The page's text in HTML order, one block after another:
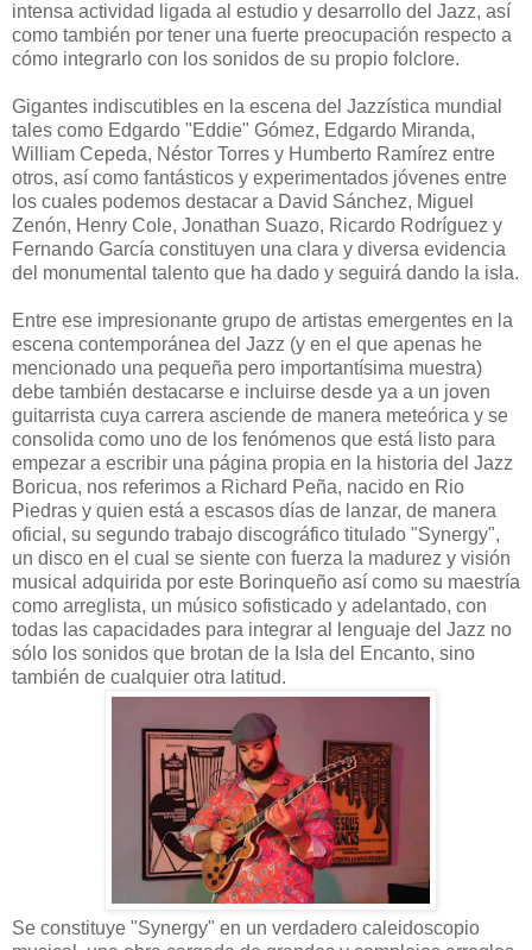
intensa actividad ligada al estudio y desarrollo del Jazz, así
como también por tener una fuerte preocupación respecto a
cómo integrarlo con los sonidos de su propio folclore.
Gigantes indiscutibles en la escena del Jazzística mundial
tales como Edgardo "Eddie" Gómez, Edgardo Miranda,
William Cepeda, Néstor Torres y Humberto Ramírez entre
otros, así como fantásticos y experimentados jóvenes entre
los cuales podemos destacar a David Sánchez, Miguel
Zenón, Henry Cole, Jonathan Suazo, Ricardo Rodríguez y
Fernando García constituyen una clara y diversa evidencia
del monumental talento que ha dado y seguirá dando la isla.
Entre ese impresionante grupo de artistas emergentes en la
escena contemporánea del Jazz (y en el que apenas he
mencionado una pequeña pero importantísima muestra)
debe también destacarse e incluirse desde ya a un joven
guitarrista cuya carrera asciende de manera meteórica y se
consolida como uno de los fenómenos que está listo para
empezar a escribir una página propia en la historia del Jazz
Boricua, nos referimos a Richard Peña, nacido en Rio
Piedras y quien está a escasos días de lanzar, de manera
oficial, su segundo trabajo discográfico titulado "Synergy",
un disco en el cual se siente con fuerza la madurez y visión
musical adquirida por este Borinqueño así como su maestría
como arreglista, un músico sofisticado y adelantado, con
todas las capacidades para integrar al lenguaje del Jazz no
sólo los sonidos que brotan de la Isla del Encanto, sino
también de cualquier otra latitud.
Se constituye "Synergy" en un verdadero caleidoscopio